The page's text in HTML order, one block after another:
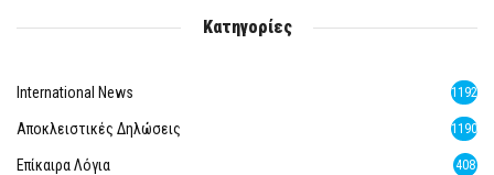
Κατηγορίες
International News 1192
Αποκλειστικές Δηλώσεις 1190
Επίκαιρα Λόγια 408